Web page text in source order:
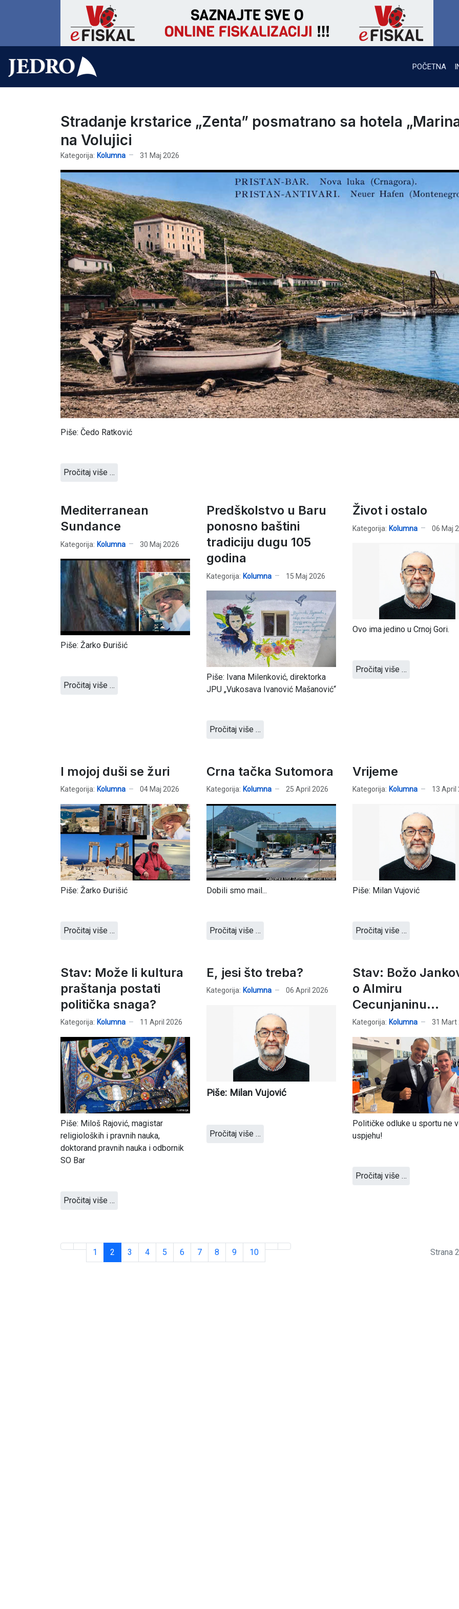
POČETNA
Stradanje krstarice „Zenta” posmatrano sa hotela
na Volujici
Kategorija: Kolumna 31 Maj 2026
Piše: Čedo Ratković
Pročitaj više …
Mediterranean
Sundance
Kategorija: Kolumna 30 Maj 2026
Piše: Žarko Đurišić
Pročitaj više …
Predškolstvo u Baru
ponosno baštini
tradiciju dugu 105
godina
Kategorija: Kolumna 15 Maj 2026
Piše: Ivana Milenković, direktorka
JPU „Vukosava Ivanović Mašanović“
Pročitaj više …
Život i ostalo
Kategorija: Kolumna 06 Maj
Ovo ima jedino u Crnoj Gori.
Pročitaj više …
I mojoj duši se žuri
Kategorija: Kolumna 04 Maj 2026
Piše: Žarko Đurišić
Pročitaj više …
Crna tačka Sutomora
Kategorija: Kolumna 25 April 2026
Dobili smo mail...
Pročitaj više …
Vrijeme
Kategorija: Kolumna 13 April
Piše: Milan Vujović
Pročitaj više …
Stav: Može li kultura
praštanja postati
politička snaga?
Kategorija: Kolumna 11 April 2026
Piše: Miloš Rajović, magistar
religioloških i pravnih nauka,
doktorand pravnih nauka i odbornik
SO Bar
Pročitaj više …
E, jesi što treba?
Kategorija: Kolumna 06 April 2026
Piše: Milan Vujović
Pročitaj više …
Stav: Božo
o Almiru
Cecunjaninu...
Kategorija: Kolumna 31 Mart
Političke odluke u sportu ne
uspjehu!
Pročitaj više …
1 2 3 4 5 6 7 8 9 10 Strana